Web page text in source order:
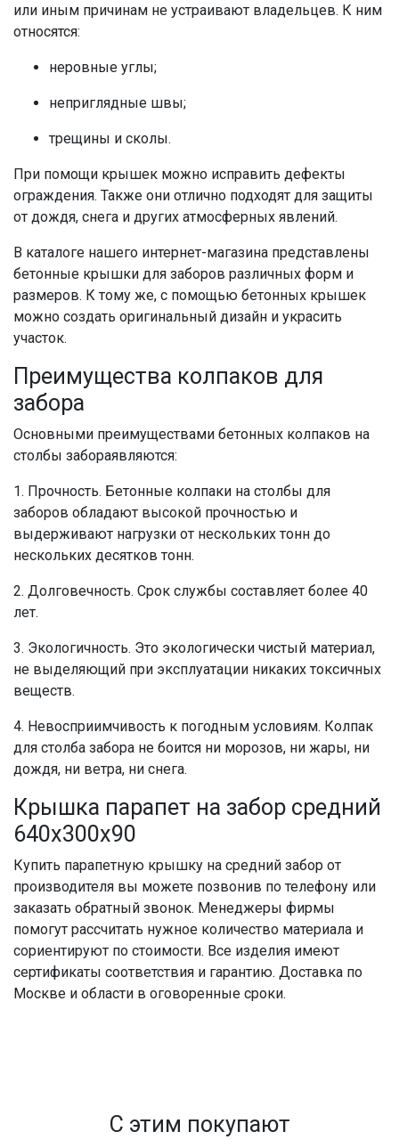
или иным причинам не устраивают владельцев. К ним
относятся:
неровные углы;
неприглядные швы;
трещины и сколы.
При помощи крышек можно исправить дефекты
ограждения. Также они отлично подходят для защиты
от дождя, снега и других атмосферных явлений.
В каталоге нашего интернет-магазина представлены
бетонные крышки для заборов различных форм и
размеров. К тому же, с помощью бетонных крышек
можно создать оригинальный дизайн и украсить
участок.
Преимущества колпаков для
забора
Основными преимуществами бетонных колпаков на
столбы забораявляются:
1. Прочность. Бетонные колпаки на столбы для
заборов обладают высокой прочностью и
выдерживают нагрузки от нескольких тонн до
нескольких десятков тонн.
2. Долговечность. Срок службы составляет более 40
лет.
3. Экологичность. Это экологически чистый материал,
не выделяющий при эксплуатации никаких токсичных
веществ.
4. Невосприимчивость к погодным условиям. Колпак
для столба забора не боится ни морозов, ни жары, ни
дождя, ни ветра, ни снега.
Крышка парапет на забор средний
640х300х90
Купить парапетную крышку на средний забор от
производителя вы можете позвонив по телефону или
заказать обратный звонок. Менеджеры фирмы
помогут рассчитать нужное количество материала и
сориентируют по стоимости. Все изделия имеют
сертификаты соответствия и гарантию. Доставка по
Москве и области в оговоренные сроки.
С этим покупают